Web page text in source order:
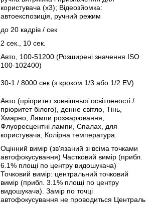
користувача (x3); Відеозйомка:
автоекспозиція, ручний режим
до 20 кадрів / сек
2 сек., 10 сек.
Авто, 100-51200 (Розширені значення ISO
100-102400)
30-1 / 8000 сек (з кроком 1/3 або 1/2 EV)
Авто (пріоритет зовнішньої освітленості /
пріоритет білого), денне світло, Тінь,
Хмарно, Лампи розжарювання,
Флуоресцентні лампи, Спалах, для
користувача, Колірна температура.
Оцінний вимір (зв'язаний зі всіма точками
автофокусування) Частковий вимір (прибл.
6.1% площі по центру видошукача)
Точковий вимір: центральний точковий
вимір (прибл. 3.1% площі по центру
видошукача). Замір по точці
автофокусування не проводиться Централь